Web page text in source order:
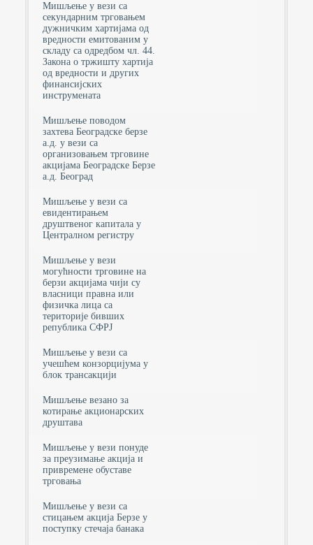
Мишљење у вези са
секундарним трговањем
дужничким хартијама од
вредности емитованим у
складу са одредбом чл. 44.
Закона о тржишту хартија
од вредности и других
финансијских
инструмената
Мишљење поводом
захтева Београдске берзе
а.д. у вези са
организовањем трговине
акцијама Београдске Берзе
а.д. Београд
Мишљење у вези са
евидентирањем
друштвеног капитала у
Централном регистру
Мишљење у вези
могућности трговине на
берзи акцијама чији су
власници правна или
физичка лица са
територије бивших
република СФРЈ
Мишљење у вези са
учешћем конзорцијума у
блок трансакцији
Мишљење везано за
котирање акционарских
друштава
Мишљење у вези понуде
за преузимање акција и
привремене обуставе
трговања
Мишљење у вези са
стицањем акција Берзе у
поступку стечаја банака